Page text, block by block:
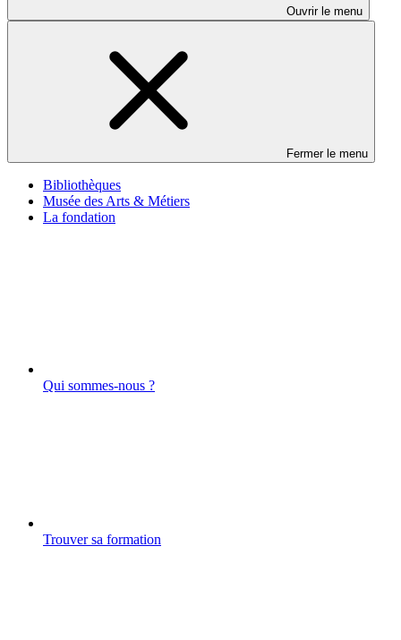
Ouvrir le menu
Fermer le menu
Bibliothèques
Musée des Arts & Métiers
La fondation
Qui sommes-nous ?
Trouver sa formation